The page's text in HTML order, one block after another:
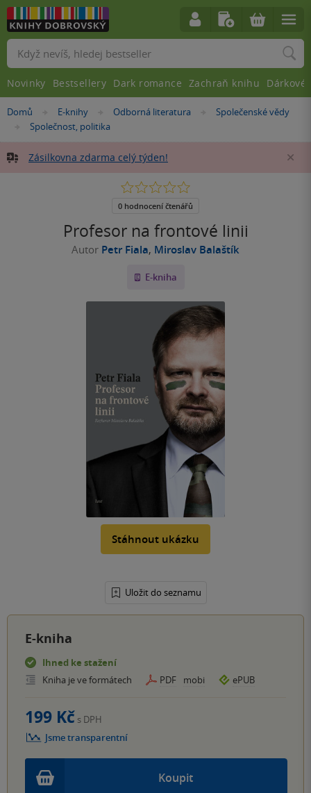
Nacházíte
Domů »E-knihy »Odborná literatura »
Společenské vědy
»
Společnost, politika
Zásilkovna zdarma celý týden!
Profesor na frontové linii
Autor Petr Fiala, Miroslav Balaštík
E-kniha
Stáhnout ukázku
Uložit do seznamu
0.0
5
0 hodnocení čtenářů
E-kniha
Ihned ke stažení
Kniha je ve formátech
PDF mobi ePUB
Koupit
199 Kč s DPH
Jsme transparentní
Vyhledávání
Novinky Bestsellery Dark romance Zachraň knihu Dárkové